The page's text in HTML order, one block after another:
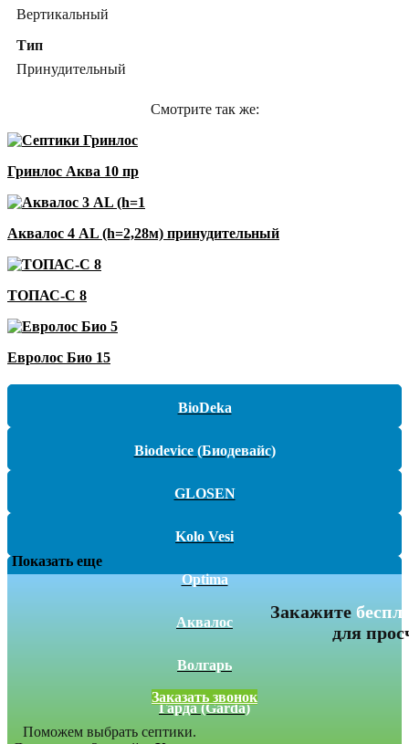
Вертикальный
Тип
Принудительный
Смотрите так же:
Гринлос Аква 10 пр
Аквалос 4 AL (h=2,28м) принудительный
ТОПАС-С 8
Евролос Био 15
BioDeka
Biodevice (Биодевайс)
GLOSEN
Kolo Vesi
Optima
Аквалос
Волгарь
Гарда (Garda)
Показать еще
Закажите
для
Заказать звонок
Поможем выбрать септики.